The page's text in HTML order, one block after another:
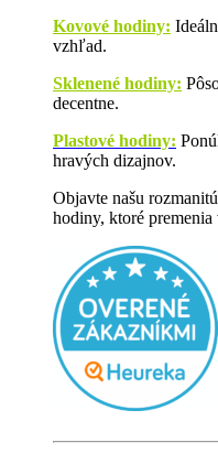
Kovové hodiny:
vzhľad.
Sklenené hodiny:
decentne.
Plastové hodiny:
hravých dizajnov.
Objavte našu
hodiny, ktoré premenia